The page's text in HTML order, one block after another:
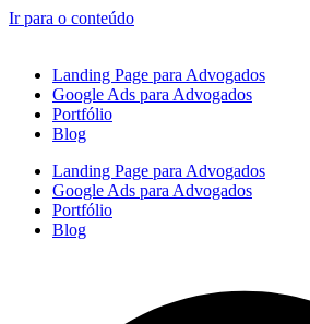
Ir para o conteúdo
Landing Page para Advogados
Google Ads para Advogados
Portfólio
Blog
Landing Page para Advogados
Google Ads para Advogados
Portfólio
Blog